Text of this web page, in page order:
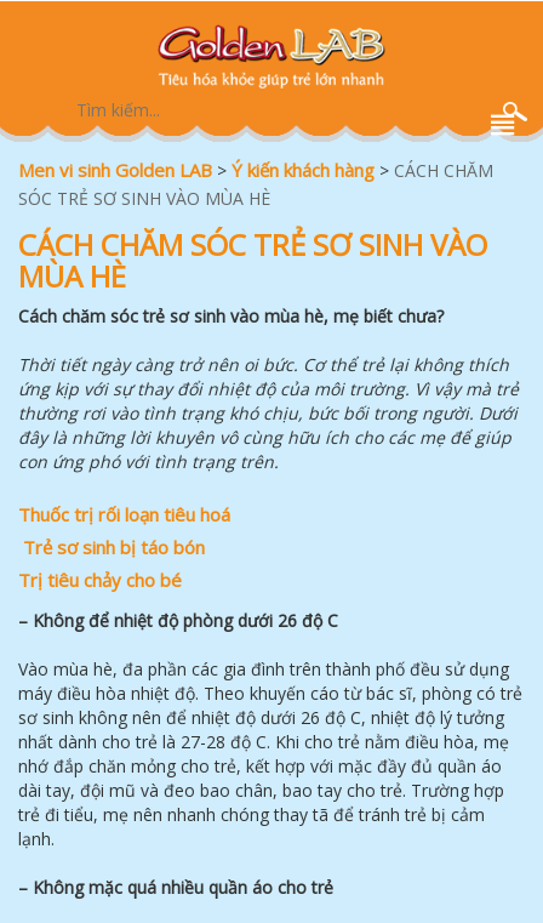
Men vi sinh Golden LAB > Ý kiến khách hàng > CÁCH CHĂM
SÓC TRẺ SƠ SINH VÀO MÙA HÈ
CÁCH CHĂM SÓC TRẺ SƠ SINH VÀO
MÙA HÈ
Cách chăm sóc trẻ sơ sinh vào mùa hè, mẹ biết chưa?
Thời tiết ngày càng trở nên oi bức. Cơ thể trẻ lại không thích
ứng kịp với sự thay đổi nhiệt độ của môi trường. Vì vậy mà trẻ
thường rơi vào tình trạng khó chịu, bức bối trong người. Dưới
đây là những lời khuyên vô cùng hữu ích cho các mẹ để giúp
con ứng phó với tình trạng trên.
Thuốc trị rối loạn tiêu hoá
Trẻsơsinh bị táo bón
Trị tiêu chảy cho bé
– Không để nhiệt độ phòng dưới 26 độ C
Vào mùa hè, đa phần các gia đình trên thành phố đều sử dụng
máy điều hòa nhiệt độ. Theo khuyến cáo từ bác sĩ, phòng có trẻ
sơ sinh không nên để nhiệt độ dưới 26 độ C, nhiệt độ lý tưởng
nhất dành cho trẻ là 27-28 độ C. Khi cho trẻ nằm điều hòa, mẹ
nhớ đắp chăn mỏng cho trẻ, kết hợp với mặc đầy đủ quần áo
dài tay, đội mũ và đeo bao chân, bao tay cho trẻ. Trường hợp
trẻ đi tiểu, mẹ nên nhanh chóng thay tã để tránh trẻ bị cảm
lạnh.
– Không mặc quá nhiều quần áo cho trẻ